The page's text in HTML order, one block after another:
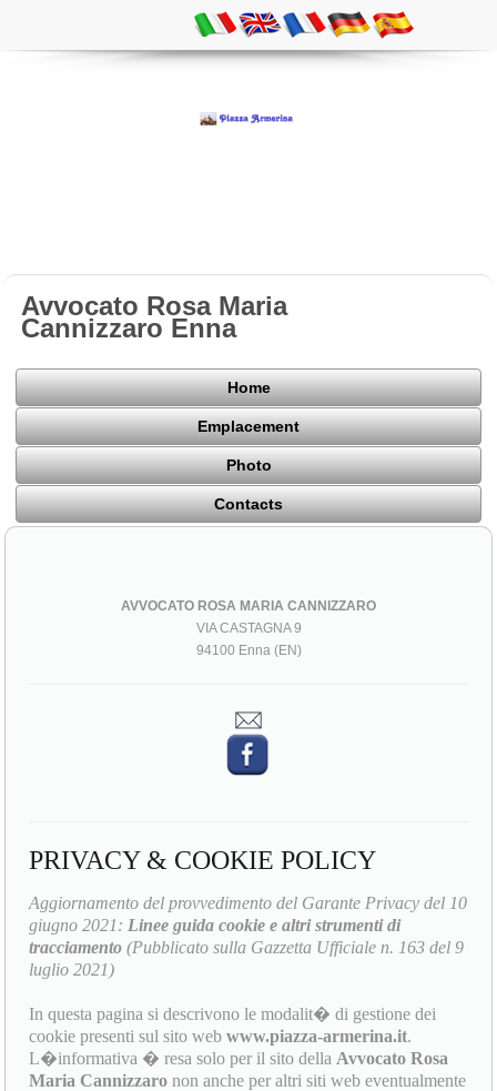
Avvocato Rosa Maria
Cannizzaro Enna
Home
Emplacement
Photo
Contacts
AVVOCATO ROSA MARIA CANNIZZARO
VIA CASTAGNA 9
94100 Enna (EN)
PRIVACY & COOKIE POLICY
Aggiornamento del provvedimento del Garante Privacy del 10
giugno 2021: Linee guida cookie e altri strumenti di
tracciamento (Pubblicato sulla Gazzetta Ufficiale n. 163 del 9
luglio 2021)
In questa pagina si descrivono le modalit� di gestione dei
cookie presenti sul sito webwww.piazza-armerina.it.
L�informativa � resa solo per il sito della Avvocato Rosa
Maria Cannizzaro non anche per altri siti web eventualmente